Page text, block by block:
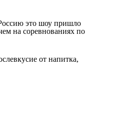
это шоу пришло
на соревнованиях по
от напитка,